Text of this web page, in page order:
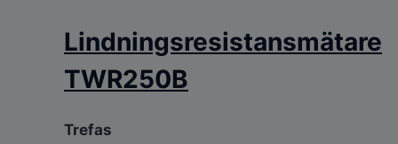
Lindningsresistansmätare
TWR250B
Trefas